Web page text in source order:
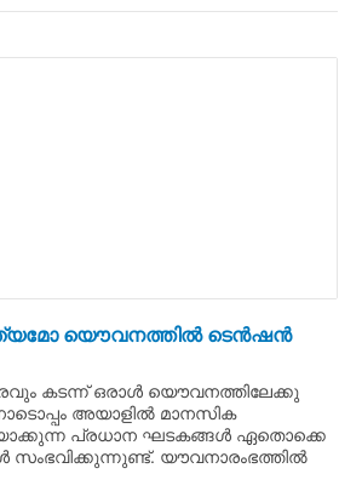
യൌവനത്തില്‍ ടെന്‍ഷന്‍
കടന്ന്‍ ഒരാള്‍ യൌവനത്തിലേക്കു
അയാളില്‍ മാനസിക
പ്രധാന ഘടകങ്ങള്‍ ഏതൊക്കെ
സംഭവിക്കുന്നുണ്ട്. യൗവനാരംഭത്തില്‍